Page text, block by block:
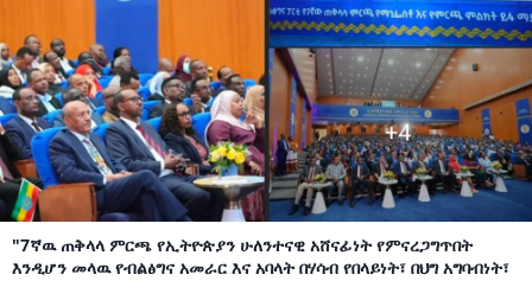
"7ኛዉ ጠቅላላ ምርጫ የኢትዮጵያን ሁለንተናዊ አሸናፊነት የምናረጋግጥበት
እንዲሆን መላዉ የብልፅግና አመራር እና አባላት በሃሳብ የበላይነት፣ በህግ አግባብነት፣